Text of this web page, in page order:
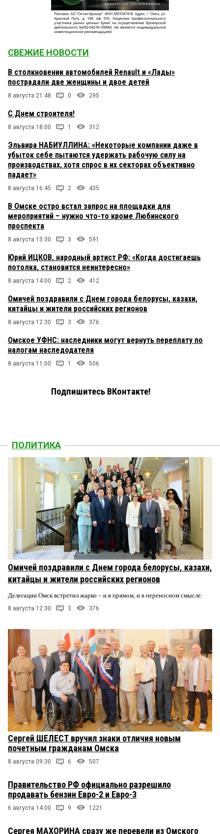
СВЕЖИЕ НОВОСТИ
В столкновении автомобилей Renault и «Лады»
пострадали две женщины и двое детей
8 августа 21:48 0 295
С Днем строителя!
8 августа 18:00 1 312
Эльвира НАБИУЛЛИНА: «Некоторые компании даже в
убыток себе пытаются удержать рабочую силу на
производствах, хотя спрос в их секторах объективно
падает»
8 августа 16:45 2 435
В Омске остро встал запрос на площадки для
мероприятий – нужно что-то кроме Любинского
проспекта
8 августа 15:30 3 591
Юрий ИЦКОВ, народный артист РФ: «Когда достигаешь
потолка, становится неинтересно»
8 августа 14:00 2 412
Омичей поздравили с Днем города белорусы, казахи,
китайцы и жители российских регионов
8 августа 12:30 3 376
Омское УФНС: наследники могут вернуть переплату по
налогам наследодателя
8 августа 11:00 1 506
Подпишитесь ВКонтакте!
ПОЛИТИКА
Омичей поздравили с Днем города белорусы, казахи,
китайцы и жители российских регионов
Делегации Омск встретил жарко – и в прямом, и в переносном смысле.
8 августа 12:30 3 376
Сергей ШЕЛЕСТ вручил знаки отличия новым
почетным гражданам Омска
8 августа 09:30 6 507
Правительство РФ официально разрешило
продавать бензин Евро-2 и Евро-3
6 августа 14:00 9 1221
Сергея МАХОРИНА сразу же перевели из Омского